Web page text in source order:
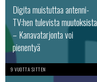
Digita muistuttaa antenni-
TV:hen tulevista muutoksista
– Kanavatarjonta voi
pienentyä
9 VUOTTA SITTEN